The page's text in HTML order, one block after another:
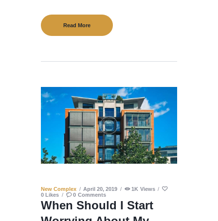
Read More
New Complex April 20, 2019 1K Views
0 Likes 0 Comments
When Should I Start